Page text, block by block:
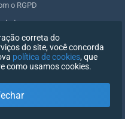
o RGPD
correta do
do site, você concorda
política de cookies, que
como usamos cookies.